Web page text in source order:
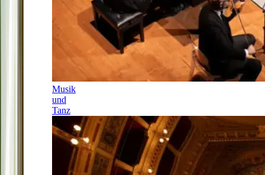
Musik
und
Tanz